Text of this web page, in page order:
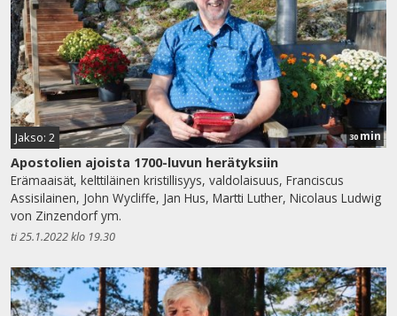
Jakso: 2 30min
Apostolien ajoista 1700-luvun herätyksiin
Erämaaisät, kelttiläinen kristillisyys, valdolaisuus, Franciscus
Assisilainen, John Wycliffe, Jan Hus, Martti Luther, Nicolaus Ludwig
von Zinzendorf ym.
ti 25.1.2022 klo 19.30